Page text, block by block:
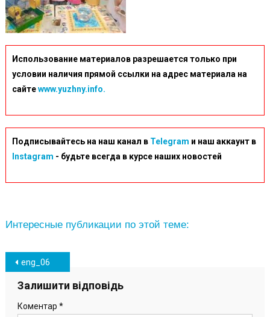
Использование материалов разрешается только при
условии наличия прямой ссылки на адрес материала на
сайтеwww.yuzhny.info.
Подписывайтесь на наш канал в Telegram и наш аккаунт в
Instagram - будьте всегда в курсе наших новостей
Интересные публикации по этой теме:
Навігація
записів
eng_06
Залишити відповідь
Коментар *